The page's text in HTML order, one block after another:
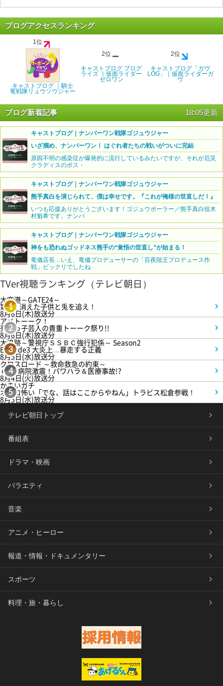
ブログアクセスランキング
1位
キャストブログ ｜騎士
竜戦隊リュウソウジャー
2位
キャストブログ ブログ
ライズ ｜仮面ライダー
ゼロワン
2位
キャストブログ「ガヴ
LOG」｜仮面ライダーガ
ヴ
ブログ新着記事 18:05更新
キャストブログ｜ナンバーワン戦隊ゴジュウジャー
いざ掴め、ナンバーワン！ はぐれ者たちの戦いがついに完結
原因不明の感染症が爆発的に流行しているみたいですが、それが厄災
クラディスのボス・
キャストブログ｜ナンバーワン戦隊ゴジュウジャー
熊手真白を演じられて、僕は幸せです。『これが俺様の世直しだ！』
いつも応援ありがとうございます！ゴジュウポーラー／熊手真白役木
村魁希です。ナンバ
キャストブログ｜ナンバーワン戦隊ゴジュウジャー
神をも恐れぬゴッドネス熊手の“覚悟の世直し”が始まる！
竜儀店長…いえ、竜儀プロデューサーの「百夜陸王プロデュース作
戦」ビックリでしたね
TVer視聴ランキング（テレビ朝日）
1
大空港～GATE24～
第3話 消えた子供と兎を追え！
8月6日(木)放送分
2
アメトーーク！
売れっ子芸人の貴重トーーク祭り!!
8月6日(木)放送分
3
大追跡～警視庁ＳＳＢＣ強行犯係～ Season2
Episode3 大炎上…暴走する正義
8月5日(水)放送分
4
クロスロード ～救命救急の約束～
＃5 病院激震！パワハラ＆医療事故!?
8月4日(火)放送分
5
かまいガチ
オモロ怖い「でな、話はここからやねん」トラビス松倉参戦！
8月5日(水)放送分
テレビ朝日トップ
番組表
ドラマ・映画
バラエティ
音楽
アニメ・ヒーロー
報道・情報・ドキュメンタリー
スポーツ
料理・旅・暮らし